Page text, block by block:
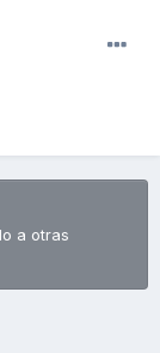
a otras